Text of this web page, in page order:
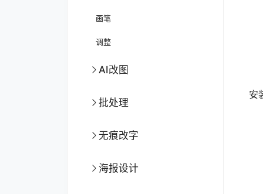
画笔
调整
AI改图
批处理
无痕改字
海报设计
安